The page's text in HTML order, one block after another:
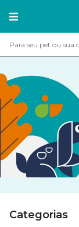
Categorias